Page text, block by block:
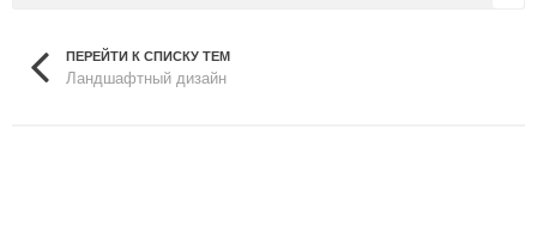
ПЕРЕЙТИ К СПИСКУ ТЕМ
Ландшафтный дизайн